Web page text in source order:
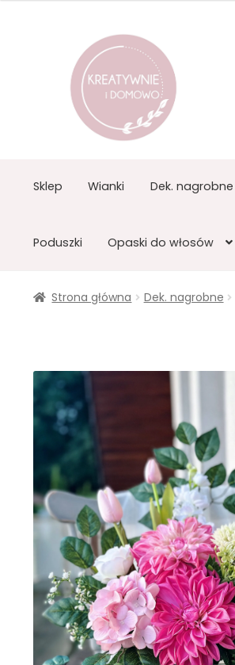
nawigacji
Sklep Wianki Dek. nagrobne
Poduszki Opaski do włosów
Strona główna Dek. nagrobne